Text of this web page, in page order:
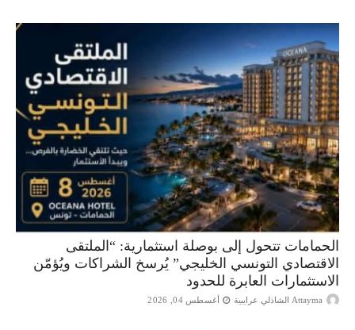
الحمامات تتحول إلى بوصلة استثمارية: “الملتقى
الاقتصادي التونسي الخليجي” يُرسخ الشراكات ويُؤمّن
الاستثمارات العابرة للحدود
Attayma الشاذلي عرايبية أغسطس 04, 2026